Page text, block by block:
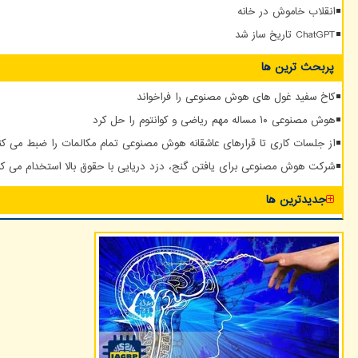
انقلاب خاموش در خانه
ChatGPT تاریخ ساز شد
پربحث ترین ها
کاخ سفید غول های هوش مصنوعی را فراخواند
هوش مصنوعی ۱۰ مساله مهم ریاضی و کوانتوم را حل کرد
از جلسات کاری تا قرارهای عاشقانه هوش مصنوعی تمام مکالمات را ضبط می
شرکت هوش مصنوعی برای یافتن گنج، دزد دریایی با حقوق بالا استخدام می
جدیدترین ها